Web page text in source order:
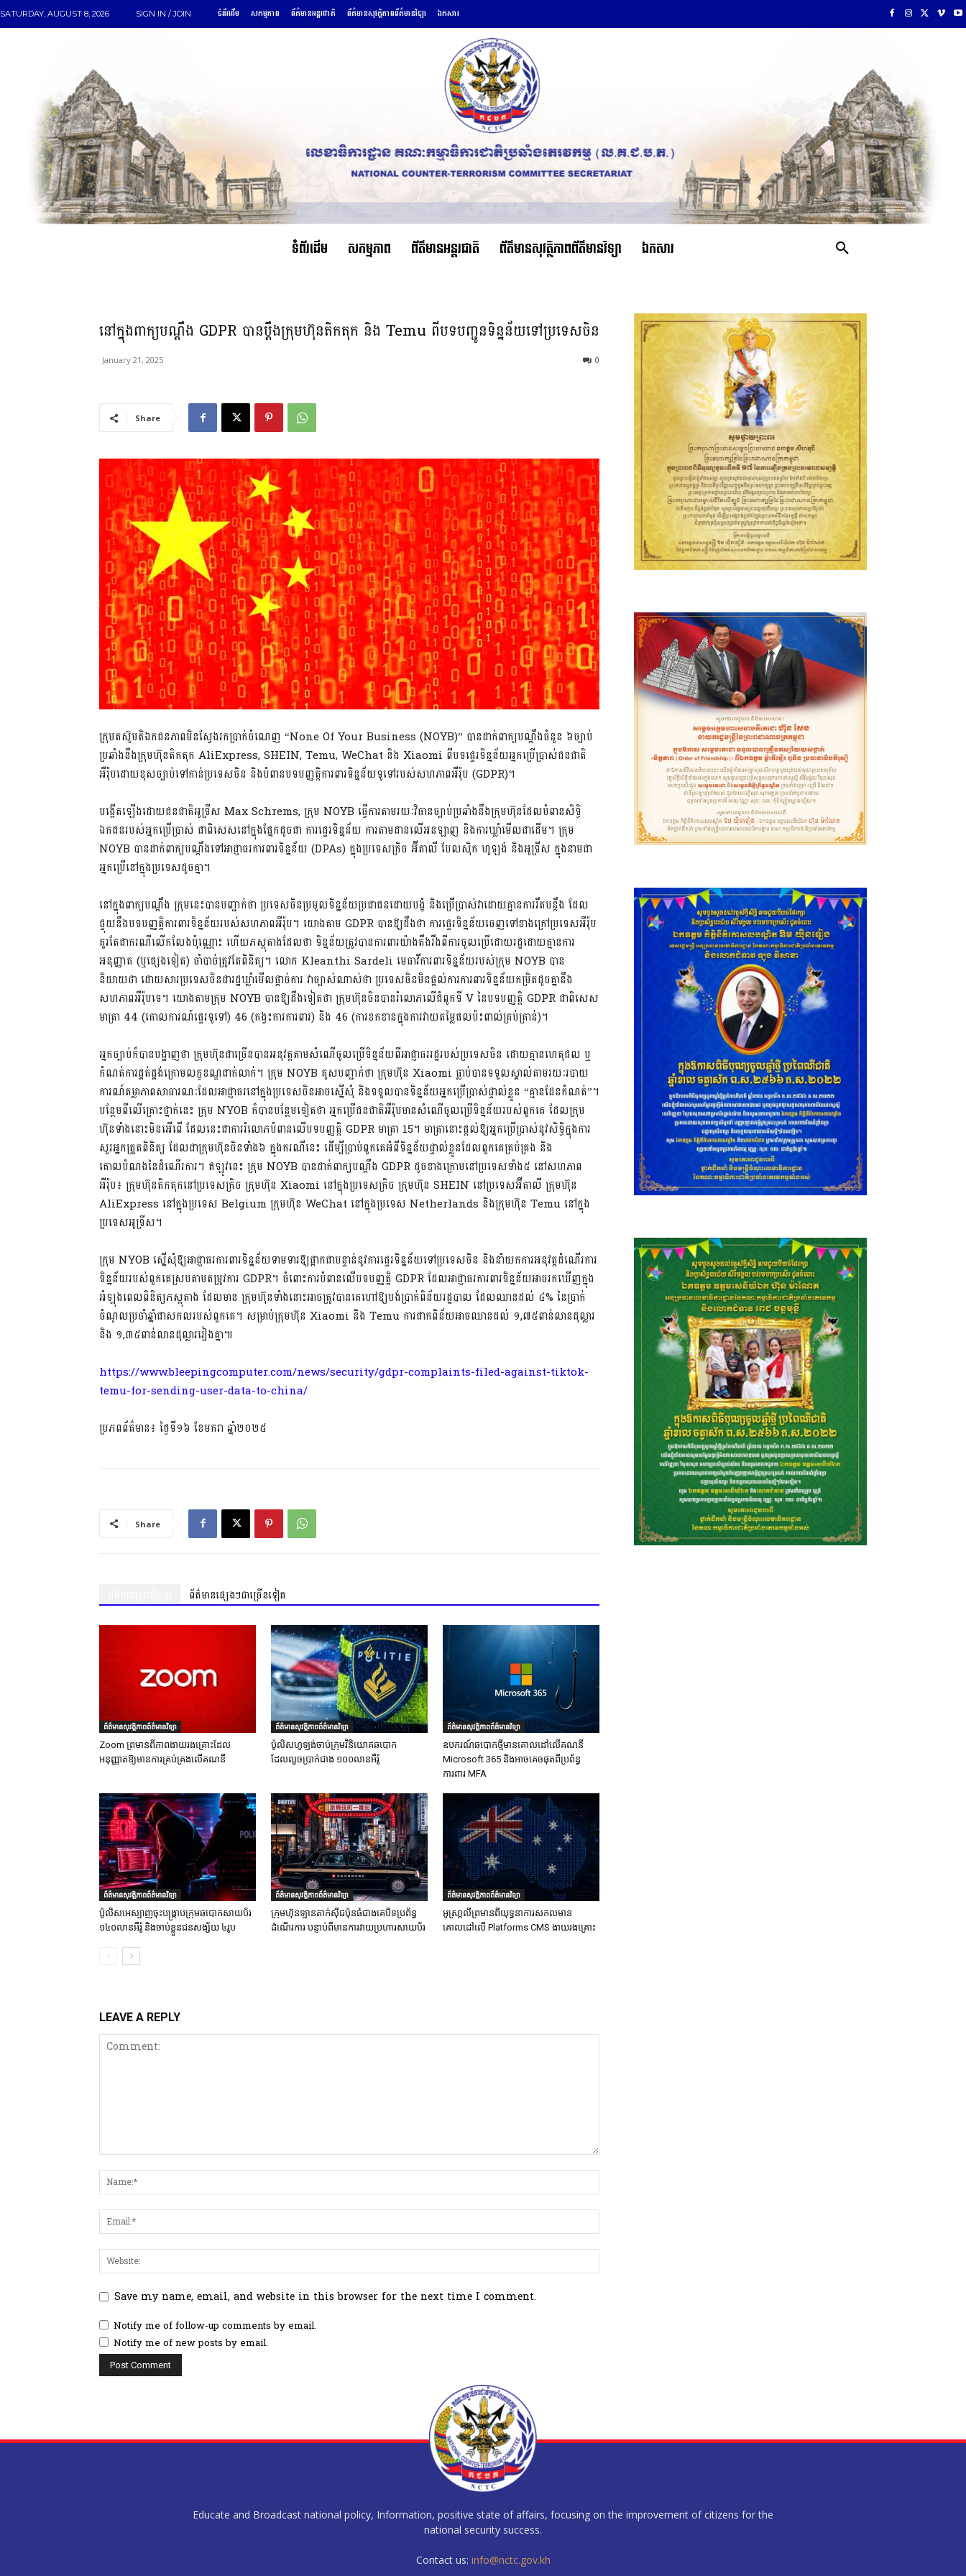
SATURDAY, AUGUST 8, 2026 SIGN IN / JOIN ទំព័រដើម សកម្មភាព ព័ត៌មានអន្តរជាតិ ព័ត៌មានសុវត្ថិភាពព័ត៌មានវិទ្យា ឯកសារ
ទំព័រដើម សកម្មភាព ព័ត៌មានអន្តរជាតិ ព័ត៌មានសុវត្ថិភាពព័ត៌មានវិទ្យា ឯកសារ
នៅក្នុងពាក្យបណ្តឹង GDPR បានប្តឹងក្រុមហ៊ុនតិកតុក និង Temu ពីបទបញ្ជូនទិន្នន័យទៅប្រទេសចិន
January 21, 2025 0
Share
ក្រុមតស៊ូមតិឯកជនភាពមិនស្វែងរកប្រាក់ចំណេញ “None Of Your Business (NOYB)” បានដាក់ពាក្យបណ្តឹងចំនួន ៦ច្បាប់
ប្រឆាំងនឹងក្រុមហ៊ុនតិកតុក AliExpress, SHEIN, Temu, WeChat និង Xiaomi ពីបទផ្ទេរទិន្នន័យអ្នកប្រើប្រាស់ជនជាតិ
អឺរ៉ុបដោយខុសច្បាប់ទៅកាន់ប្រទេសចិន និងបំពានបទបញ្ញតិ្តការពារទិន្នន័យទូទៅរបស់សហភាពអឺរ៉ុប (GDPR)។
បង្កើតឡើងដោយជនជាតិអូទ្រីស Max Schrems, ក្រុម NOYB ធ្វើការតាមរយៈវិធានច្បាប់ប្រឆាំងនឹងក្រុមហ៊ុនដែលបំពានសិទ្ធិ
ឯកជនរបស់អ្នកប្រើប្រាស់ ជាពិសេសនៅក្នុងផ្នែកដូចជា ការផ្ទេរទិន្នន័យ ការតាមដានលើអនឡាញ និងការឃ្លាំមើលជាដើម។ ក្រុម
NOYB បានដាក់ពាក្យបណ្តឹងទៅអាជ្ញាធរការពារទិន្នន័យ (DPAs) ក្នុងប្រទេសក្រិច អ៊ីតាលី បែលស៊ិក ហូឡង់ និងអូទ្រីស ក្នុងនាមជា
អ្នកប្រើនៅក្នុងប្រទេសដូចគ្នា។
នៅក្នុងពាក្យបណ្តឹង ក្រុមនេះបានបញ្ជាក់ថា ប្រទេសចិនប្រមូលទិន្នន័យប្រជាជនដោយបង្ខំ និងប្រើប្រាស់វាដោយគ្មានការរឹតបន្តឹង ដែល
ផ្ទុយនឹងបទបញ្ញតិ្តការពារទិន្នន័យរបស់សហភាពអឺរ៉ុប។ យោងតាម GDPR បានឱ្យដឹងថា ការផ្ទេរទិន្នន័យចេញទៅខាងក្រៅប្រទេសអឺរ៉ុប
គួរតែជាករណីលើកលែងប៉ុណ្ណោះ ហើយភស្តុតាងដែលថា ទិន្នន័យត្រូវបានការពារយ៉ាងតឹងរឹងពីការចូលប្រើដោយរដ្ឋដោយគ្មានការ
អនុញ្ញាត (ឬផ្សេងទៀត) ចាំបាច់ត្រូវតែពិនិត្យ។ លោក Kleanthi Sardeli មេធាវីការពារទិន្នន័យរបស់ក្រុម NOYB បាន
និយាយថា ដោយសារប្រទេសចិនជារដ្ឋឃ្លាំមើលផ្តាច់ការ វាច្បាស់ណាស់ថា ប្រទេសចិនមិនផ្តល់ការការពារទិន្នន័យកម្រិតដូចគ្នានឹង
សហភាពអឺរ៉ុបទេ។ យោងតាមក្រុម NOYB បានឱ្យដឹងទៀតថា ក្រុមហ៊ុនចិនបានរំលោភលើជំពូកទី V នៃបទបញ្ញតិ្ត GDPR ជាពិសេស
មាត្រា 44 (គោលការណ៍ផ្ទេរទូទៅ) 46 (កង្វះការការពារ) និង 46 (ការខកខានក្នុងការវាយតម្លៃផលប៉ះពាល់គ្រប់គ្រាន់)។
អ្នកច្បាប់ក៏បានបង្ហាញថា ក្រុមហ៊ុនជាច្រើនបានអនុវត្តតាមសំណើចូលប្រើទិន្នន័យពីអាជ្ញាធររដ្ឋរបស់ប្រទេសចិន ដោយគ្មានហេតុផល ឬ
កំណត់ការផ្គត់ផ្គង់ក្រោមលក្ខខណ្ឌជាក់លាក់។ ក្រុម NOYB គូសបញ្ជាក់ថា ក្រុមហ៊ុន Xiaomi ធ្លាប់បានទទួលស្គាល់តាមរយៈរបាយ
ការណ៍តម្លាភាពសាធារណៈដែលអាជ្ញាធរនៅក្នុងប្រទេសចិនអាចស្នើសុំ និងទទួលបានទិន្នន័យអ្នកប្រើប្រាស់ផ្ទាល់ខ្លួន “គ្មានដែនកំណត់”។
បន្ថែមពីលើគ្រោះថ្នាក់នេះ ក្រុម NYOB ក៏បានបន្ថែមទៀតថា អ្នកប្រើជនជាតិអឺរ៉ុបមានសំណើចូលប្រើទិន្នន័យរបស់ពួកគេ ដែលក្រុម
ហ៊ុនទាំងនោះមិនអើពើ ដែលនេះជាការរំលោភបំពានលើបទបញ្ញតិ្ត GDPR មាត្រា 15។ មាត្រានោះផ្តល់ឱ្យអ្នកប្រើប្រាស់នូវសិទ្ធិក្នុងការ
សួរអ្នកត្រួតពិនិត្យ ដែលជាក្រុមហ៊ុនចិនទាំង៦ ក្នុងករណីនេះ ដើម្បីប្រាប់ពួកគេអំពីទិន្នន័យផ្ទាល់ខ្លួនដែលពួកគេគ្រប់គ្រង និង
គោលបំណងនៃដំណើរការ។ ឥឡូវនេះ ក្រុម NOYB បានដាក់ពាក្យបណ្តឹង GDPR ដូចខាងក្រោមនៅប្រទេសទាំង៥ នៅសហភាព
អឺរ៉ុប៖ ក្រុមហ៊ុនតិកតុកនៅប្រទេសក្រិច ក្រុមហ៊ុន Xiaomi នៅក្នុងប្រទេសក្រិច ក្រុមហ៊ុន SHEIN នៅប្រទេសអ៊ីតាលី ក្រុមហ៊ុន
AliExpress នៅក្នុងប្រទេស Belgium ក្រុមហ៊ុន WeChat នៅក្នុងប្រទេស Netherlands និងក្រុមហ៊ុន Temu នៅក្នុង
ប្រទេសអូទ្រីស។
ក្រុម NYOB ស្នើសុំឱ្យអាជ្ញាធរការពារទិន្នន័យទាមទារឱ្យផ្អាកជាបន្ទាន់នូវការផ្ទេរទិន្នន័យទៅប្រទេសចិន និងនាំយកការអនុវត្តដំណើរការ
ទិន្នន័យរបស់ពួកគេស្របតាមតម្រូវការ GDPR។ ចំពោះការបំពានលើបទបញ្ញត្តិ GDPR ដែលអាជ្ញាធរការពារទិន្នន័យអាចរកឃើញក្នុង
អំឡុងពេលពិនិត្យភស្តុតាង ដែលមាន ក្រុមហ៊ុនទាំងនោះអាចត្រូវបានគេហៅឱ្យបង់ប្រាក់ពិន័យរដ្ឋបាល ដែលឈានដល់ ៤% នៃប្រាក់
ចំណូលប្រចាំឆ្នាំជាសកលរបស់ពួកគេ។ សម្រាប់ក្រុមហ៊ុន Xiaomi និង Temu ការផាកពិន័យអាចឈានដល់ ១,៧៥ពាន់លានដុល្លារ
និង ១,៣៥ពាន់លានដុល្លាររៀងគ្នា៕
https://www.bleepingcomputer.com/news/security/gdpr-complaints-filed-against-tiktok-
temu-for-sending-user-data-to-china/
ប្រភពព័ត៌មាន៖ ថ្ងៃទី១៦ ខែមករា ឆ្នាំ២០២៥
Share
ព័ត៌មានផ្សេងៗជាច្រើនទៀត
ព័ត៌មានសុវត្ថិភាពព័ត៌មានវិទ្យា
Zoom ព្រមានពីភាពងាយរងគ្រោះដែល
អនុញ្ញាតឱ្យមានការគ្រប់គ្រងលើគណនី
ព័ត៌មានសុវត្ថិភាពព័ត៌មានវិទ្យា
ប៉ូលិសហូឡង់ចាប់ក្រុមវិនិយោគឆបោក
ដែលលួចប្រាក់ជាង ១០០លានអឺរ៉ូ
ព័ត៌មានសុវត្ថិភាពព័ត៌មានវិទ្យា
ឧបករណ៍ឆបោកថ្មីមានគោលដៅលើគណនី
Microsoft 365 និងអាចគេចផុតពីប្រព័ន្ធ
ការពារ MFA
ព័ត៌មានសុវត្ថិភាពព័ត៌មានវិទ្យា
ប៉ូលិសអេស្បាញចុះបង្រ្កាបក្រុមឆបោកសាយប័រ
១៤០លានអឺរ៉ូ និងចាប់ខ្លួនជនសង្ស័យ ៤រូប
ព័ត៌មានសុវត្ថិភាពព័ត៌មានវិទ្យា
ក្រុមហ៊ុនឡានតាក់ស៊ីជប៉ុនធំជាងគេបិទប្រព័ន្ធ
ដំណើរការ បន្ទាប់ពីមានការវាយប្រហារសាយប័រ
ព័ត៌មានសុវត្ថិភាពព័ត៌មានវិទ្យា
អូស្រា្តលីព្រមានពីយុទ្ធនាការសកលមាន
គោលដៅលើ Platforms CMS ងាយរងគ្រោះ
LEAVE A REPLY
Save my name, email, and website in this browser for the next time I comment.
Notify me of follow-up comments by email.
Notify me of new posts by email.
Educate and Broadcast national policy, Information, positive state of affairs, focusing on the improvement of citizens for the
national security success.
Contact us: info@nctc.gov.kh